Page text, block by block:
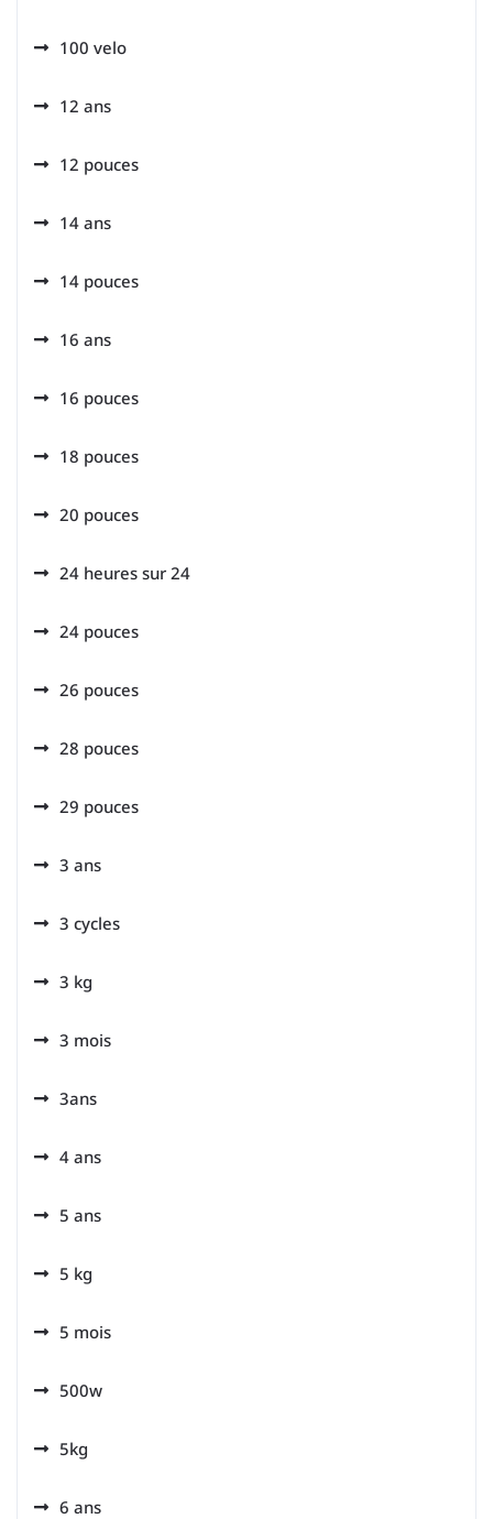
100 velo
12 ans
12 pouces
14 ans
14 pouces
16 ans
16 pouces
18 pouces
20 pouces
24 heures sur 24
24 pouces
26 pouces
28 pouces
29 pouces
3 ans
3 cycles
3 kg
3 mois
3ans
4 ans
5 ans
5 kg
5 mois
500w
5kg
6 ans